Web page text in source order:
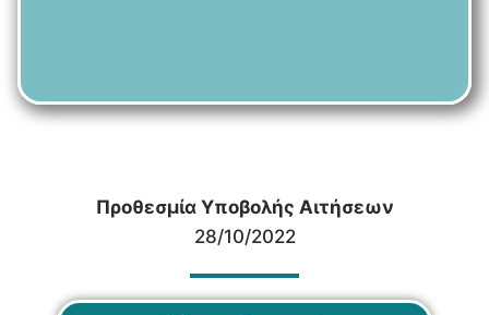
Προθεσμία Υποβολής Αιτήσεων
28/10/2022